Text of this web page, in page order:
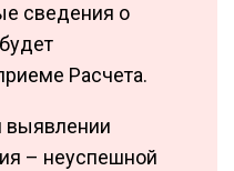
сведения о
Расчета.
выявлении
– неуспешной